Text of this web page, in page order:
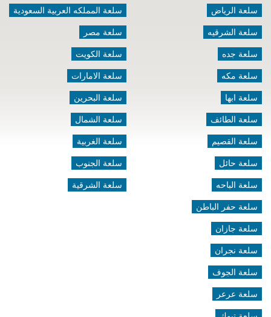
سلعة الرياض
سلعة الشرقيه
سلعة جده
سلعة مكه
سلعة ابها
سلعة الطائف
سلعة القصيم
سلعة حائل
سلعة الباحه
سلعة حفر الباطن
سلعة جازان
سلعة نجران
سلعة الجوف
سلعة عرعر
سلعة المملكه العربية السعودية
سلعة مصر
سلعة الكويت
سلعة الامارات
سلعة البحرين
سلعة الشمال
سلعة الغربية
سلعة الجنوب
سلعة الشرقية